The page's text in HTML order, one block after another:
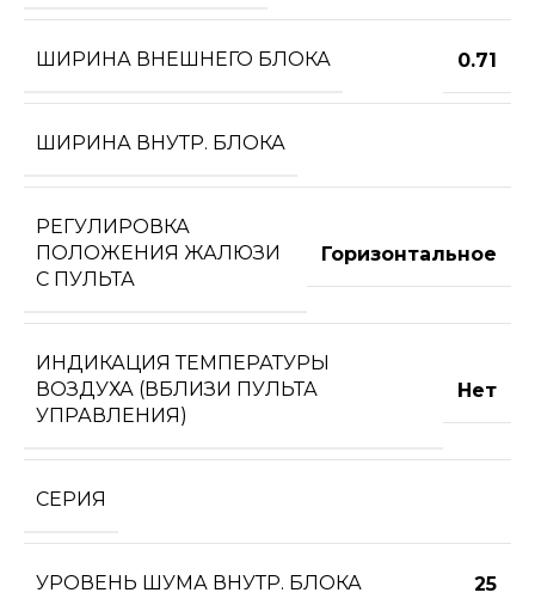
ШИРИНА ВНЕШНЕГО БЛОКА 0.71
ШИРИНА ВНУТР. БЛОКА
РЕГУЛИРОВКА
ПОЛОЖЕНИЯ ЖАЛЮЗИ
С ПУЛЬТА
Горизонтальное
ИНДИКАЦИЯ ТЕМПЕРАТУРЫ
ВОЗДУХА (ВБЛИЗИ ПУЛЬТА
УПРАВЛЕНИЯ)
Нет
СЕРИЯ
УРОВЕНЬ ШУМА ВНУТР. БЛОКА 25